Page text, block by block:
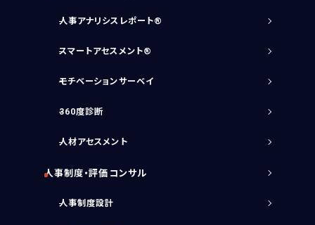
人事アナリシスレポート®
スマートアセスメント®
モチベーションサーベイ
360度診断
人材アセスメント
人事制度・評価コンサル
人事制度設計